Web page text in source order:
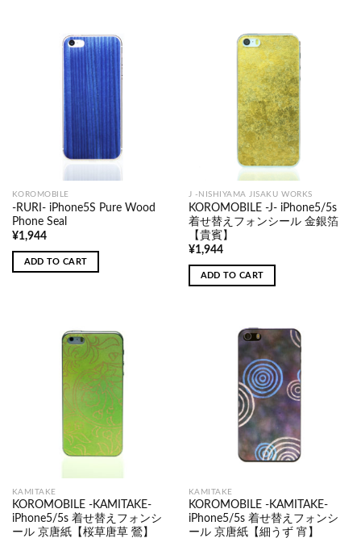
KOROMOBILE
-RURI- iPhone5S Pure Wood
Phone Seal
¥1,944
ADD TO CART
J -NISHIYAMA JISAKU WORKS
KOROMOBILE -J- iPhone5/5s
着せ替えフォンシール 金銀箔
【貴賓】
¥1,944
ADD TO CART
KAMITAKE
KOROMOBILE -KAMITAKE-
iPhone5/5s 着せ替えフォンシ
ール 京唐紙【桜草唐草 鶯】
KAMITAKE
KOROMOBILE -KAMITAKE-
iPhone5/5s 着せ替えフォンシ
ール 京唐紙【細うず 宵】